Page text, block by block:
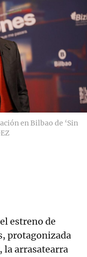
en Bilbao de ‘Sin
estreno de
protagonizada
la arrasatearra